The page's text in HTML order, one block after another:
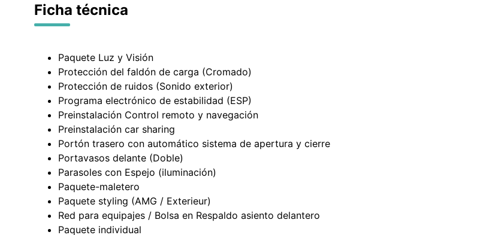
Ficha técnica
Paquete Luz y Visión
Protección del faldón de carga (Cromado)
Protección de ruidos (Sonido exterior)
Programa electrónico de estabilidad (ESP)
Preinstalación Control remoto y navegación
Preinstalación car sharing
Portón trasero con automático sistema de apertura y cierre
Portavasos delante (Doble)
Parasoles con Espejo (iluminación)
Paquete-maletero
Paquete styling (AMG / Exterieur)
Red para equipajes / Bolsa en Respaldo asiento delantero
Paquete individual